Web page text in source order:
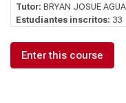
Tutor: BRYAN JOSUE
Estudiantes inscritos: 33
Enter this course